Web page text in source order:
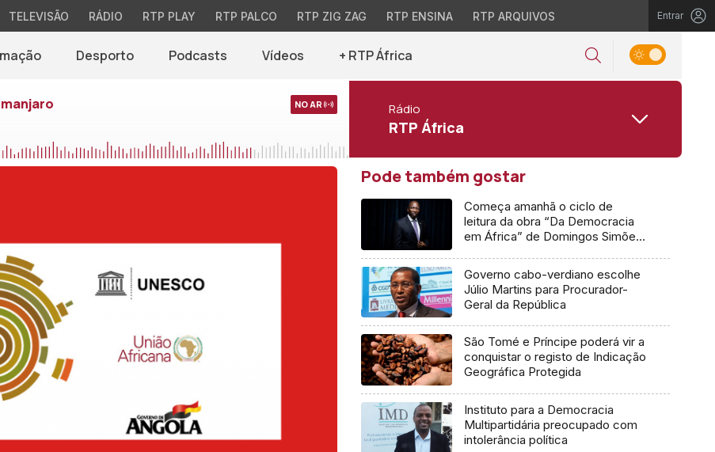
TELEVISÃO RÁDIO RTP PLAY RTP PALCO RTP ZIG ZAG RTP ENSINA RTP ARQUIVOS Entrar
Desporto Podcasts Vídeos + RTP África
NO AR Rádio
RTP África
Pode também gostar
Começa amanhã o ciclo de
leitura da obra “Da Democracia
em África” de Domingos Simões
Governo cabo-verdiano escolhe
Júlio Martins para Procurador-
Geral da República
São Tomé e Príncipe poderá vir a
conquistar o registo de Indicação
Geográfica Protegida
Instituto para a Democracia
Multipartidária preocupado com
intolerância política